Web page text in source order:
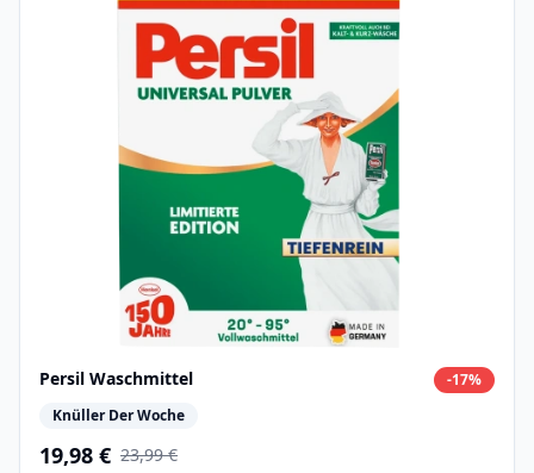
Persil Waschmittel -17%
Knüller Der Woche
19,98 € 23,99 €